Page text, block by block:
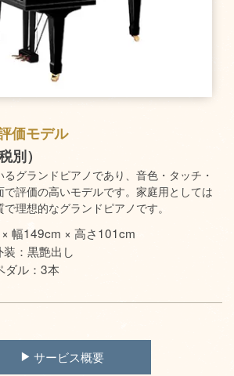
価モデル
別）
グランドピアノであり、音色・タッチ・
評価の高いモデルです。家庭用としては
理想的なグランドピアノです。
幅149cm × 高さ101cm
：黒艶出し
ル：3本
サービス概要